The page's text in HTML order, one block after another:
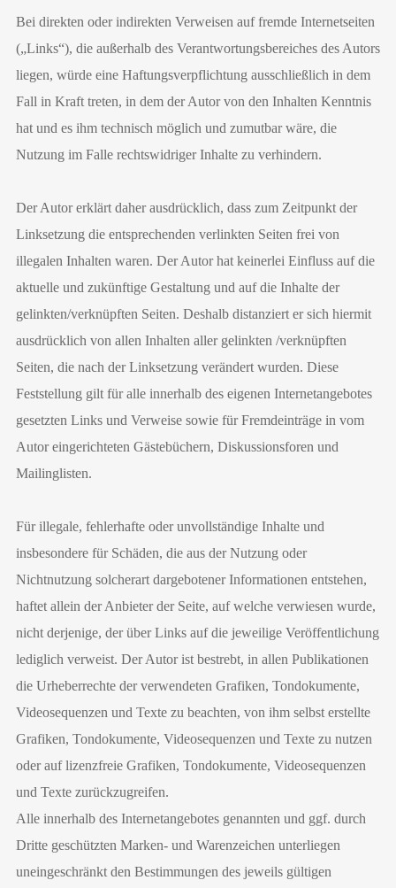
Bei direkten oder indirekten Verweisen auf fremde Internetseiten
(„Links“), die außerhalb des Verantwortungsbereiches des Autors
liegen, würde eine Haftungsverpflichtung ausschließlich in dem
Fall in Kraft treten, in dem der Autor von den Inhalten Kenntnis
hat und es ihm technisch möglich und zumutbar wäre, die
Nutzung im Falle rechtswidriger Inhalte zu verhindern.
Der Autor erklärt daher ausdrücklich, dass zum Zeitpunkt der
Linksetzung die entsprechenden verlinkten Seiten frei von
illegalen Inhalten waren. Der Autor hat keinerlei Einfluss auf die
aktuelle und zukünftige Gestaltung und auf die Inhalte der
gelinkten/verknüpften Seiten. Deshalb distanziert er sich hiermit
ausdrücklich von allen Inhalten aller gelinkten /verknüpften
Seiten, die nach der Linksetzung verändert wurden. Diese
Feststellung gilt für alle innerhalb des eigenen Internetangebotes
gesetzten Links und Verweise sowie für Fremdeinträge in vom
Autor eingerichteten Gästebüchern, Diskussionsforen und
Mailinglisten.
Für illegale, fehlerhafte oder unvollständige Inhalte und
insbesondere für Schäden, die aus der Nutzung oder
Nichtnutzung solcherart dargebotener Informationen entstehen,
haftet allein der Anbieter der Seite, auf welche verwiesen wurde,
nicht derjenige, der über Links auf die jeweilige Veröffentlichung
lediglich verweist. Der Autor ist bestrebt, in allen Publikationen
die Urheberrechte der verwendeten Grafiken, Tondokumente,
Videosequenzen und Texte zu beachten, von ihm selbst erstellte
Grafiken, Tondokumente, Videosequenzen und Texte zu nutzen
oder auf lizenzfreie Grafiken, Tondokumente, Videosequenzen
und Texte zurückzugreifen.
Alle innerhalb des Internetangebotes genannten und ggf. durch
Dritte geschützten Marken- und Warenzeichen unterliegen
uneingeschränkt den Bestimmungen des jeweils gültigen